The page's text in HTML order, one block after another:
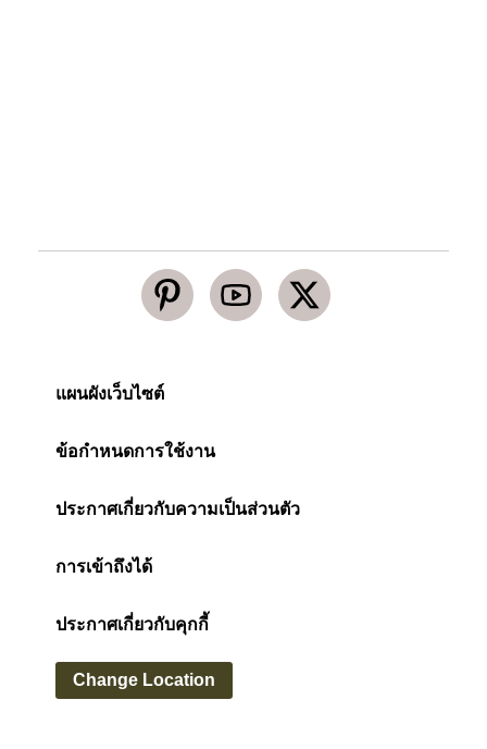
แผนผังเว็บไซต์
ข้อกำหนดการใช้งาน
ประกาศเกี่ยวกับความเป็นส่วนตัว
การเข้าถึงได้
ประกาศเกี่ยวกับคุกกี้
Change Location